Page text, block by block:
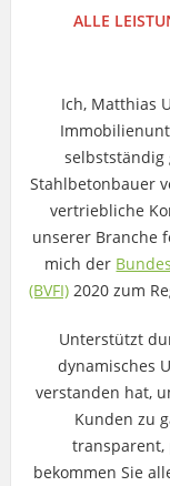
ALLE
Ich, Matthias
selbstständig
Stahlbetonbauer
vertriebliche
unserer Branche
mich der
(BVFI)2020 zum
Unterstützt
dynamisches
verstanden hat,
Kunden zu
bekommen Sie